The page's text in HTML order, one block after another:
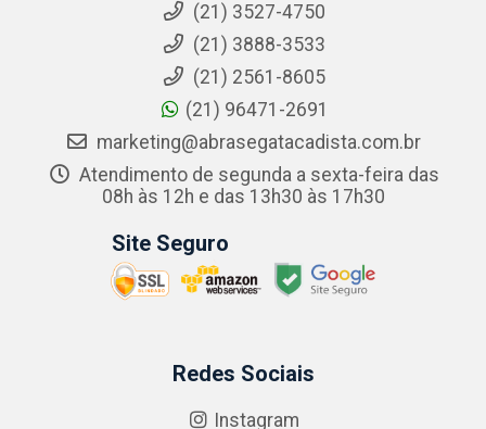
(21) 3527-4750
(21) 3888-3533
(21) 2561-8605
(21) 96471-2691
marketing@abrasegatacadista.com.br
Atendimento de segunda a sexta-feira das
08h às 12h e das 13h30 às 17h30
Site Seguro
Redes Sociais
Instagram